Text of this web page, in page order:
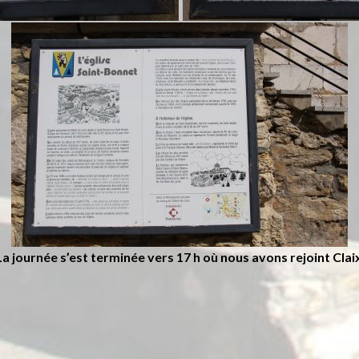
journée s’est terminée vers 17 h où nous avons rejoint